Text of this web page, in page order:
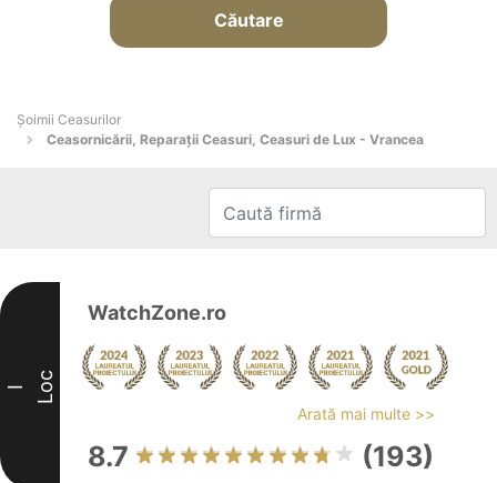
Căutare
Șoimii Ceasurilor
Ceasornicării, Reparații Ceasuri, Ceasuri de Lux - Vrancea
I Loc
WatchZone.ro
Arată mai multe >>
8.7 (193)